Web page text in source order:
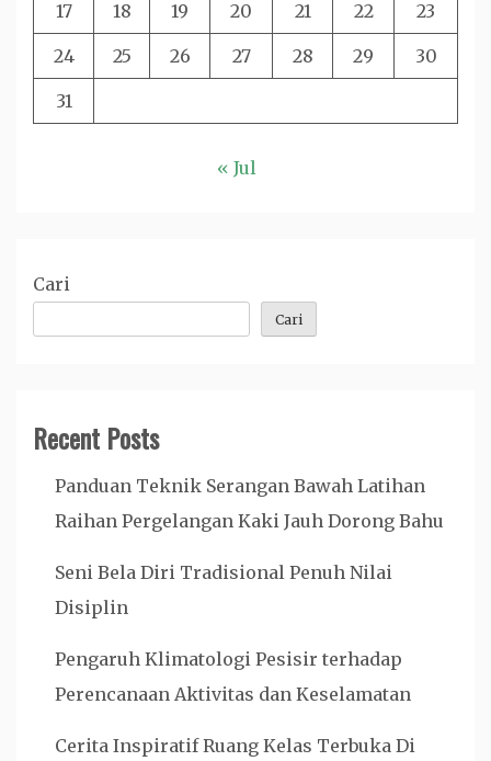
17 18 19 20 21 22 23
24 25 26 27 28 29 30
31
« Jul
Cari
Cari
Recent Posts
Panduan Teknik Serangan Bawah Latihan
Raihan Pergelangan Kaki Jauh Dorong Bahu
Seni Bela Diri Tradisional Penuh Nilai
Disiplin
Pengaruh Klimatologi Pesisir terhadap
Perencanaan Aktivitas dan Keselamatan
Cerita Inspiratif Ruang Kelas Terbuka Di